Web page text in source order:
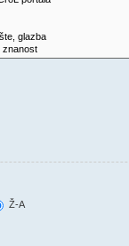
Ž-A